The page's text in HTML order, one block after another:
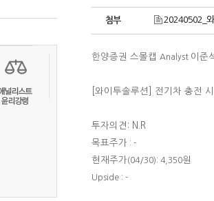
첨부 20240502_
한양증권 스몰캡 Analyst 이준
[와이투솔루션] 전기차 충전
투자의견: N.R
목표주가 : -
현재주가(04/30): 4,350원
Upside : -